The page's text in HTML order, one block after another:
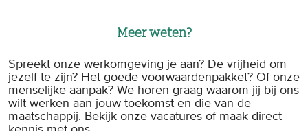
Meer weten?
Spreekt onze werkomgeving je aan? De vrijheid om
jezelf te zijn? Het goede voorwaardenpakket? Of onze
menselijke aanpak? We horen graag waarom jij bij ons
wilt werken aan jouw toekomst en die van de
maatschappij. Bekijk onze vacatures of maak direct